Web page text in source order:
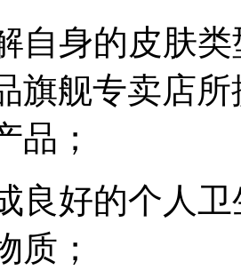
身的皮肤类
旗舰专卖店
品；
好的个人卫
质；